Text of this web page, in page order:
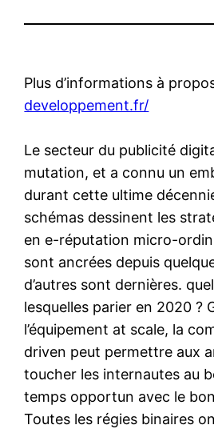
Plus d’informations à
developpement.fr/
Le secteur du publicité
mutation, et a connu un
durant cette ultime
schémas dessinent les
en e-réputation micro-
sont ancrées depuis
d’autres sont dernières.
lesquelles parier en 2020 ?
l’équipement at scale, la
driven peut permettre aux
toucher les internautes au
temps opportun avec le
Toutes les régies binaires